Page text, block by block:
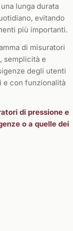
lunga durata
evitando
più importanti.
di misuratori
semplicità e
degli utenti
e con funzionalità
di pressione e
o a quelle dei